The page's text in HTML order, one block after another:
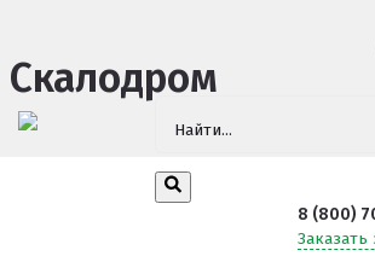
8 (800)
Заказать
Скалодром